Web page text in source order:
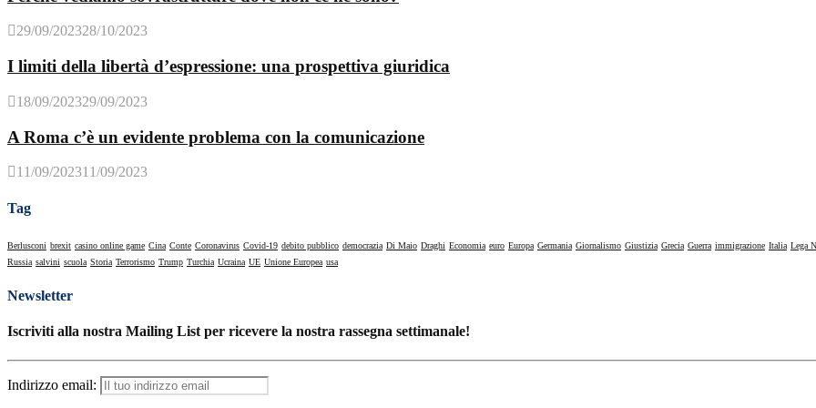
29/09/202328/10/2023
I limiti della libertà d’espressione: una prospettiva giuridica
18/09/202329/09/2023
A Roma c’è un evidente problema con la comunicazione
11/09/202311/09/2023
Tag
Berlusconi brexit casino online game Cina Conte Coronavirus Covid-19 debito pubblico democrazia Di Maio Draghi Economia euro Europa Germania Giornalismo Giustizia Grecia Guerra immigrazione Italia Lega
Russia salvini scuola Storia Terrorismo Trump Turchia Ucraina UE Unione Europea usa
Newsletter
Iscriviti alla nostra Mailing List per ricevere la nostra rassegna settimanale!
Indirizzo email: